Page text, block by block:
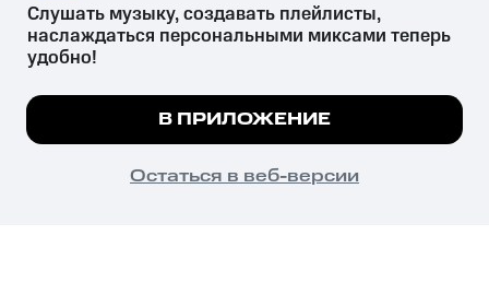
психотропных веществ, их аналогов причиняет вред здоровью,
их незаконный оборот запрещён и влечёт установленную
законодательством ответственность.
© 2026 ООО «КИОН».
Все права защищены
Мы используем куки, чтобы на сайте все
Подробнее
ПОНЯТНО
Слушать музыку, создавать плейлисты,
наслаждаться персональными миксами теперь
удобно!
В ПРИЛОЖЕНИЕ
Остаться в веб-версии